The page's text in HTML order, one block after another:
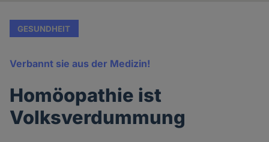
GESUNDHEIT
Verbannt sie aus der Medizin!
Homöopathie ist
Volksverdummung